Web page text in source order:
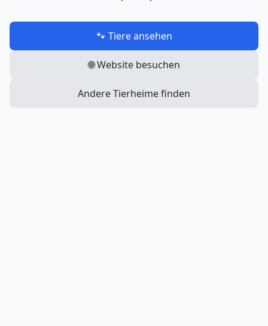
🐾 Tiere ansehen
🌐 Website besuchen
Andere Tierheime finden